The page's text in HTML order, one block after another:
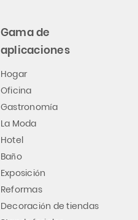
Gama de
aplicaciones
Hogar
Oficina
Gastronomía
La Moda
Hotel
Baño
Exposición
Reformas
Decoración de tiendas